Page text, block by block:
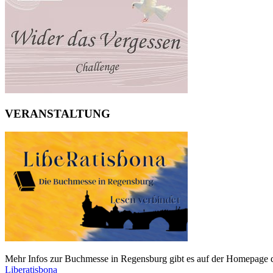
VERANSTALTUNG
Mehr Infos zur Buchmesse in Regensburg gibt es auf der Homepage
Liberatisbona